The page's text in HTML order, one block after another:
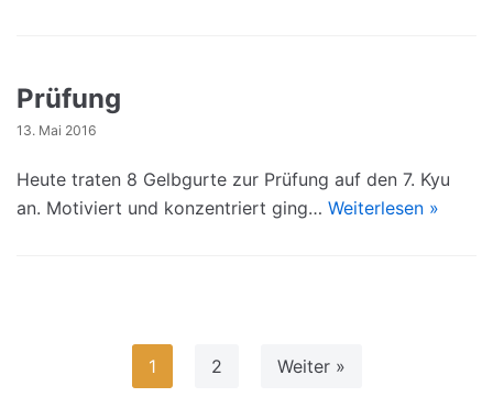
Prüfung
13. Mai 2016
Heute traten 8 Gelbgurte zur Prüfung auf den 7. Kyu
an. Motiviert und konzentriert ging… Weiterlesen »
1 2 Weiter »